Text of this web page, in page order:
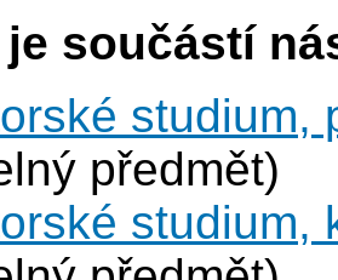
je součástí
studium,
předmět)
studium,